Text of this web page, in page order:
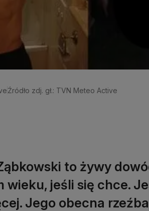
Źródło zdj. gł.: TVN Meteo Active
to żywy
wieku, jeśli się chce.
Jego obecna